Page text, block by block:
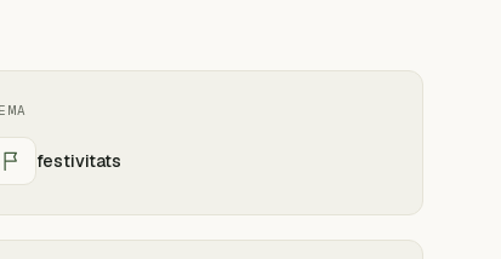
festivitats